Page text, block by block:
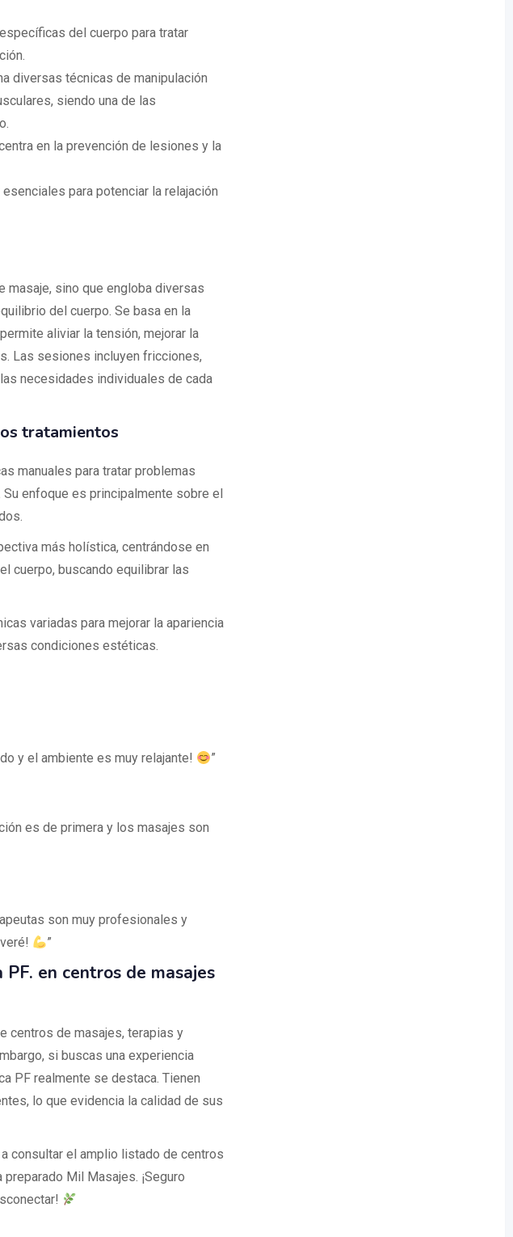
del cuerpo para tratar
diversas técnicas de manipulación
siendo una de las
en la prevención de lesiones y la
para potenciar la relajación
masaje, sino que engloba diversas
del cuerpo. Se basa en la
aliviar la tensión, mejorar la
Las sesiones incluyen fricciones,
necesidades individuales de cada
tratamientos
manuales para tratar problemas
enfoque es principalmente sobre el
más holística, centrándose en
cuerpo, buscando equilibrar las
variadas para mejorar la apariencia
condiciones estéticas.
y el ambiente es muy relajante! ”
es de primera y los masajes son
son muy profesionales y
”
en centros de masajes
centros de masajes, terapias y
si buscas una experiencia
PF realmente se destaca. Tienen
lo que evidencia la calidad de sus
consultar el amplio listado de centros
Mil Masajes. ¡Seguro